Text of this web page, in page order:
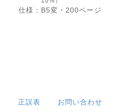
仕様： B5変・ 200ページ
正誤表 お問い合わせ